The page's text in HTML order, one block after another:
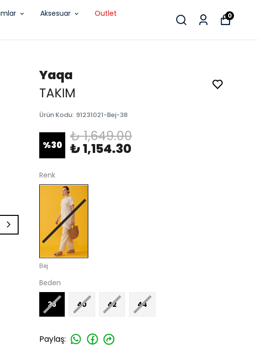
Aksesuar
Outlet
0
Yaqa
TAKIM
Ürün Kodu: 91231021-Bej-38
%30
₺ 1,649.00
₺ 1,154.30
Renk
Bej
Beden
38 40 42 44
Paylaş: